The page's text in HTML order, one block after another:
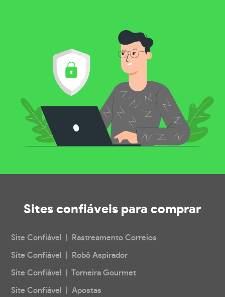
Sites confiáveis para comprar
Site Confiável | Rastreamento Correios
Site Confiável | Robô Aspirador
Site Confiável | Torneira Gourmet
Site Confiável | Apostas